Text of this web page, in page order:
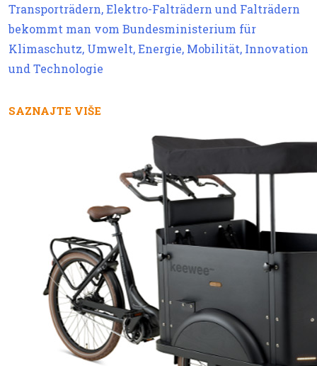
Transporträdern, Elektro-Falträdern und Falträdern
bekommt man vom Bundesministerium für
Klimaschutz, Umwelt, Energie, Mobilität, Innovation
und Technologie
SAZNAJTE VIŠE